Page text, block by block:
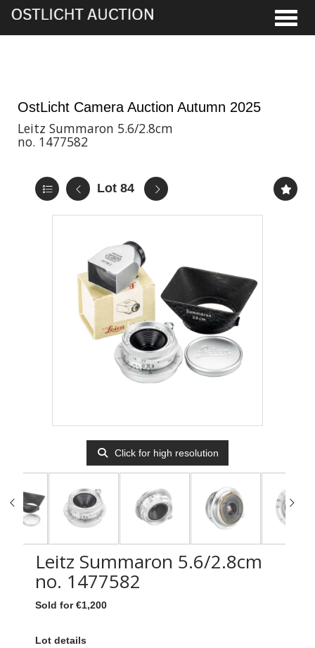
OstLicht Camera Auction Autumn 2025
Leitz Summaron 5.6/2.8cm
no. 1477582
Lot 84
Click for high resolution
Leitz Summaron 5.6/2.8cm
no. 1477582
Sold for €1,200
Lot details